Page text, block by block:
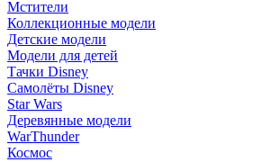
Мстители
Коллекционные модели
Детские модели
Модели для детей
Тачки Disney
Самолёты Disney
Star Wars
Деревянные модели
WarThunder
Космос